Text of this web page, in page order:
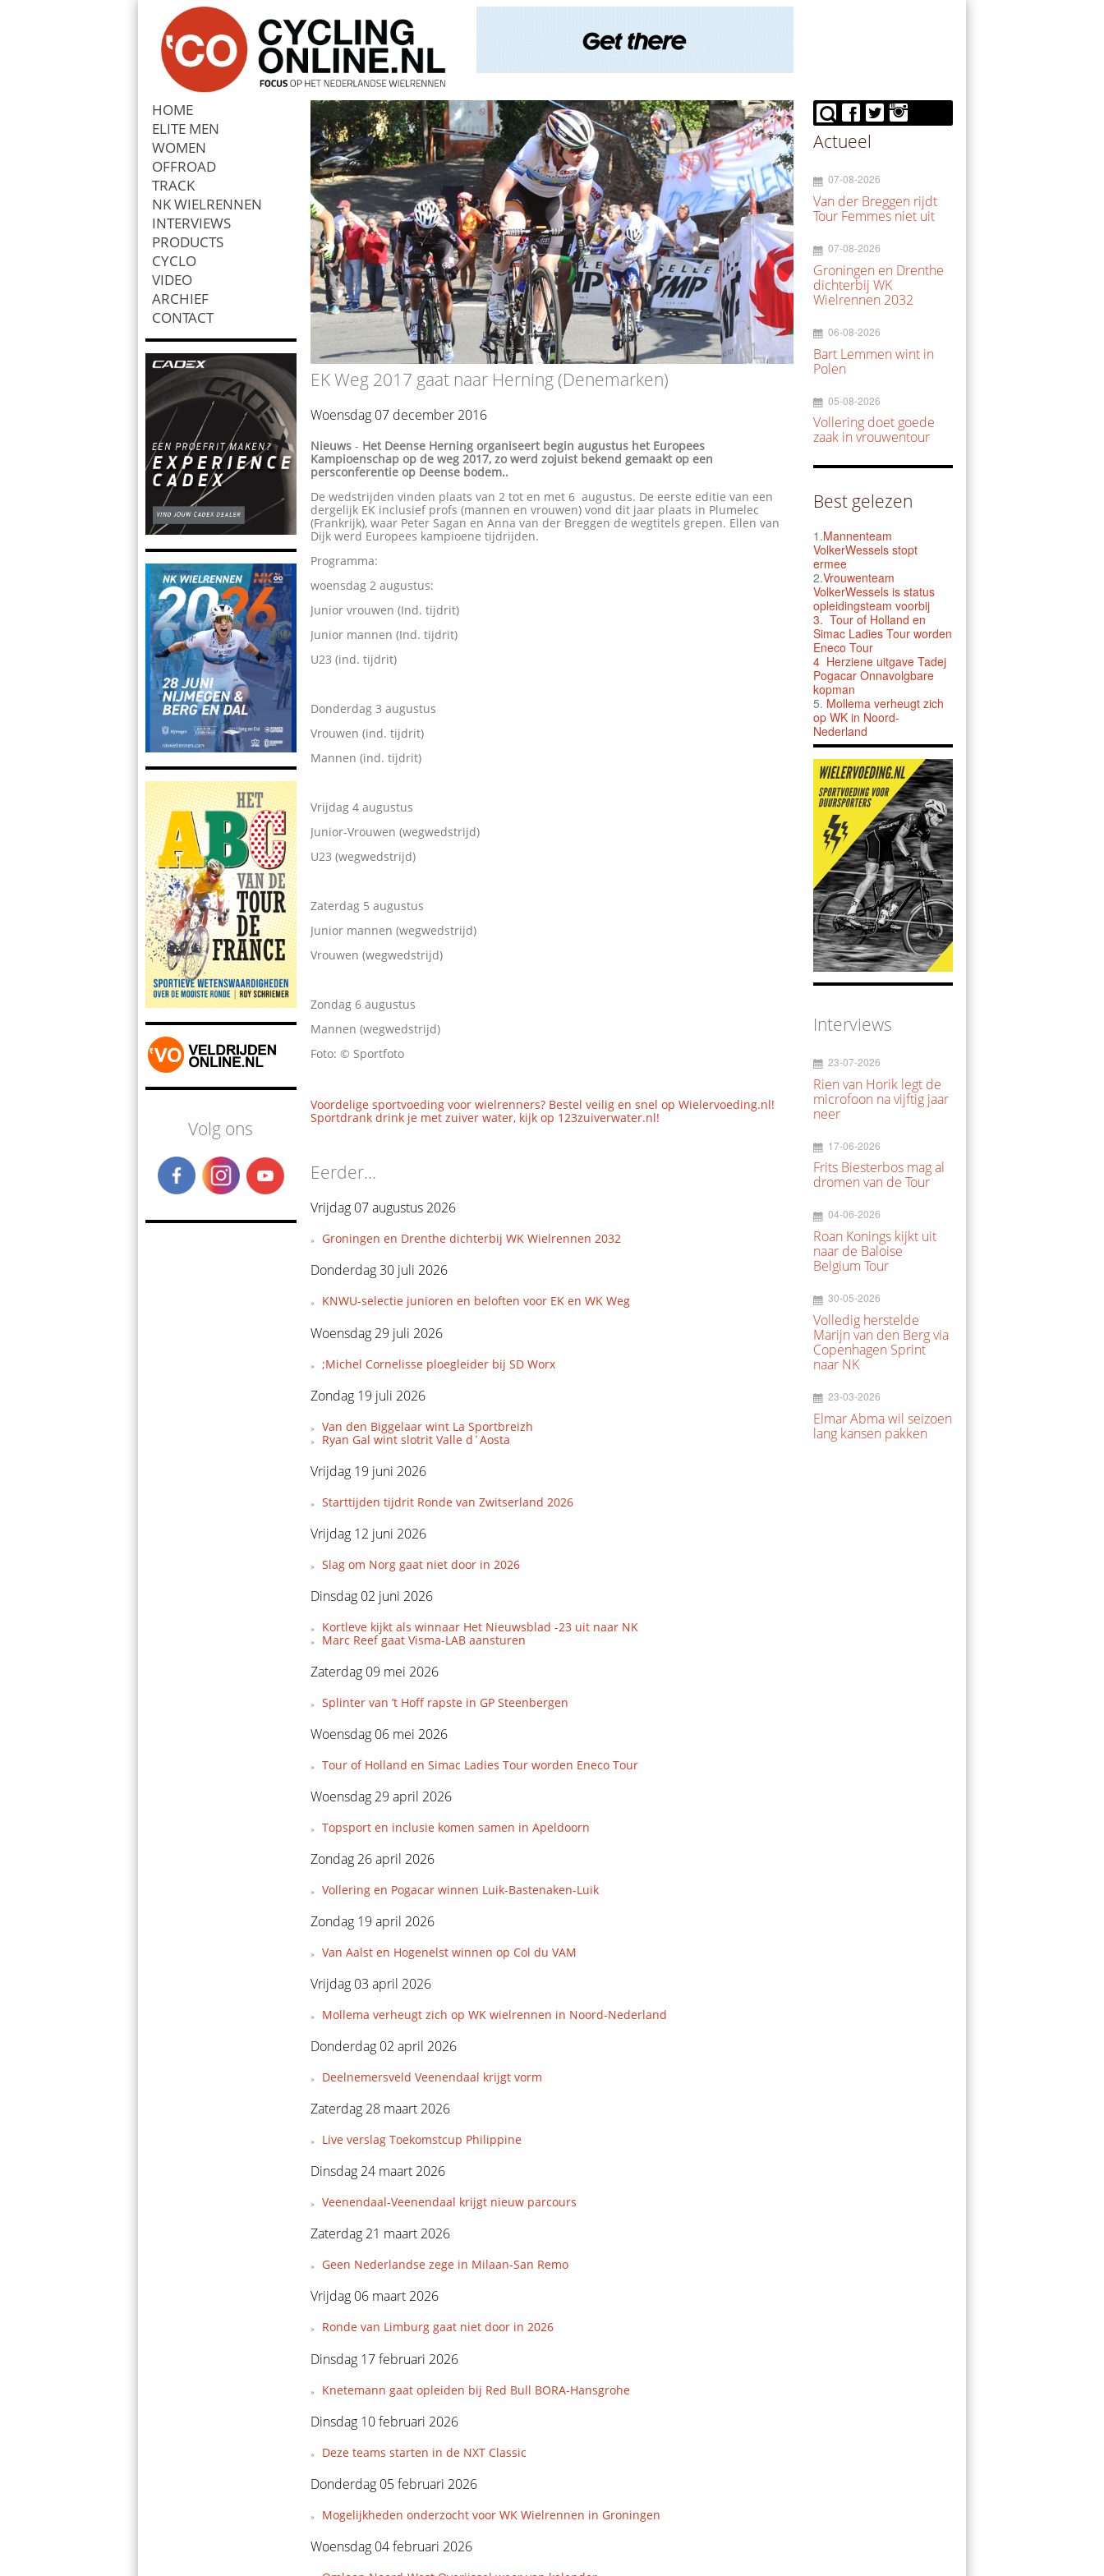
HOME
ELITE MEN
WOMEN
OFFROAD
TRACK
NK WIELRENNEN
INTERVIEWS
PRODUCTS
CYCLO
VIDEO
ARCHIEF
CONTACT
Zoek
Volg ons
EK Weg 2017 gaat naar Herning (Denemarken)
Woensdag 07 december 2016
Nieuws - Het Deense Herning organiseert begin augustus het Europees
Kampioenschap op de weg 2017, zo werd zojuist bekend gemaakt op een
persconferentie op Deense bodem..
De wedstrijden vinden plaats van 2 tot en met 6 augustus. De eerste editie van een
dergelijk EK inclusief profs (mannen en vrouwen) vond dit jaar plaats in Plumelec
(Frankrijk), waar Peter Sagan en Anna van der Breggen de wegtitels grepen. Ellen van
Dijk werd Europees kampioene tijdrijden.
Programma:
woensdag 2 augustus:
Junior vrouwen (Ind. tijdrit)
Junior mannen (Ind. tijdrit)
U23 (ind. tijdrit)
Donderdag 3 augustus
Vrouwen (ind. tijdrit)
Mannen (ind. tijdrit)
Vrijdag 4 augustus
Junior-Vrouwen (wegwedstrijd)
U23 (wegwedstrijd)
Zaterdag 5 augustus
Junior mannen (wegwedstrijd)
Vrouwen (wegwedstrijd)
Zondag 6 augustus
Mannen (wegwedstrijd)
Foto: © Sportfoto
Voordelige sportvoeding voor wielrenners? Bestel veilig en snel op Wielervoeding.nl!
Sportdrank drink je met zuiver water, kijk op 123zuiverwater.nl!
Eerder...
Vrijdag 07 augustus 2026
Groningen en Drenthe dichterbij WK Wielrennen 2032
Donderdag 30 juli 2026
KNWU-selectie junioren en beloften voor EK en WK Weg
Woensdag 29 juli 2026
;Michel Cornelisse ploegleider bij SD Worx
Zondag 19 juli 2026
Van den Biggelaar wint La Sportbreizh
Ryan Gal wint slotrit Valle d´Aosta
Vrijdag 19 juni 2026
Starttijden tijdrit Ronde van Zwitserland 2026
Vrijdag 12 juni 2026
Slag om Norg gaat niet door in 2026
Dinsdag 02 juni 2026
Kortleve kijkt als winnaar Het Nieuwsblad -23 uit naar NK
Marc Reef gaat Visma-LAB aansturen
Zaterdag 09 mei 2026
Splinter van ’t Hoff rapste in GP Steenbergen
Woensdag 06 mei 2026
Tour of Holland en Simac Ladies Tour worden Eneco Tour
Woensdag 29 april 2026
Topsport en inclusie komen samen in Apeldoorn
Zondag 26 april 2026
Vollering en Pogacar winnen Luik-Bastenaken-Luik
Zondag 19 april 2026
Van Aalst en Hogenelst winnen op Col du VAM
Vrijdag 03 april 2026
Mollema verheugt zich op WK wielrennen in Noord-Nederland
Donderdag 02 april 2026
Deelnemersveld Veenendaal krijgt vorm
Zaterdag 28 maart 2026
Live verslag Toekomstcup Philippine
Dinsdag 24 maart 2026
Veenendaal-Veenendaal krijgt nieuw parcours
Zaterdag 21 maart 2026
Geen Nederlandse zege in Milaan-San Remo
Vrijdag 06 maart 2026
Ronde van Limburg gaat niet door in 2026
Dinsdag 17 februari 2026
Knetemann gaat opleiden bij Red Bull BORA-Hansgrohe
Dinsdag 10 februari 2026
Deze teams starten in de NXT Classic
Donderdag 05 februari 2026
Mogelijkheden onderzocht voor WK Wielrennen in Groningen
Woensdag 04 februari 2026
Actueel
07-08-2026
Van der Breggen rijdt
Tour Femmes niet uit
07-08-2026
Groningen en Drenthe
dichterbij WK
Wielrennen 2032
06-08-2026
Bart Lemmen wint in
Polen
05-08-2026
Vollering doet goede
zaak in vrouwentour
Best gelezen
1.Mannenteam
VolkerWessels stopt
ermee
2.Vrouwenteam
VolkerWessels is status
opleidingsteam voorbij
3. Tour of Holland en
Simac Ladies Tour worden
Eneco Tour
4 Herziene uitgave Tadej
Pogacar Onnavolgbare
kopman
5. Mollema verheugt zich
op WK in Noord-
Nederland
Interviews
23-07-2026
Rien van Horik legt de
microfoon na vijftig jaar
neer
17-06-2026
Frits Biesterbos mag al
dromen van de Tour
04-06-2026
Roan Konings kijkt uit
naar de Baloise
Belgium Tour
30-05-2026
Volledig herstelde
Marijn van den Berg via
Copenhagen Sprint
naar NK
23-03-2026
Elmar Abma wil seizoen
lang kansen pakken